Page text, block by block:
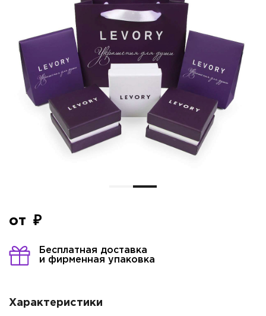
от
Бесплатная доставка
и фирменная упаковка
Характеристики